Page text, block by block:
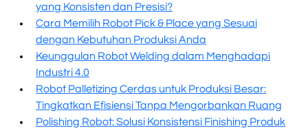
yang Konsisten dan Presisi?
Cara Memilih Robot Pick & Place yang Sesuai
dengan Kebutuhan Produksi Anda
Keunggulan Robot Welding dalam Menghadapi
Industri 4.0
Robot Palletizing Cerdas untuk Produksi Besar:
Tingkatkan Efisiensi Tanpa Mengorbankan Ruang
Polishing Robot: Solusi Konsistensi Finishing Produk